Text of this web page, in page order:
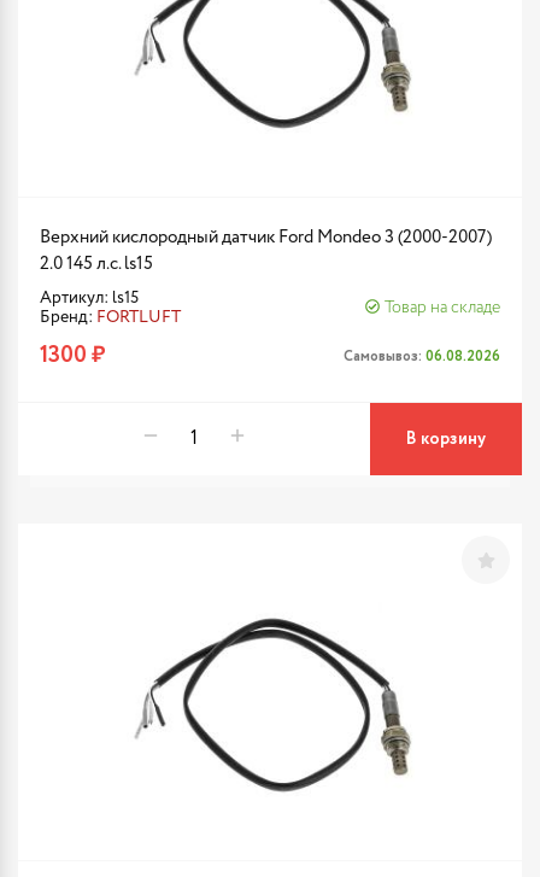
Верхний кислородный датчик Ford Mondeo 3 (2000-2007)
2.0 145 л.с. ls15
Артикул: ls15
Бренд: FORTLUFT
Товар на складе
1300 ₽ Самовывоз: 06.08.2026
В корзину